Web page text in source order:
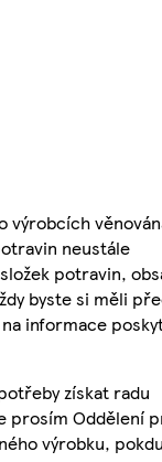
výrobcích
neustále
potravin,
byste si měli
informace
získat radu
prosím Oddělení
výrobku,